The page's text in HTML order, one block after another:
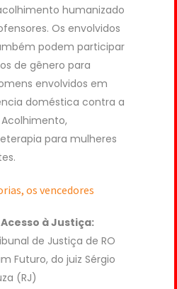
humanizado
Os envolvidos
podem participar
de gênero para
envolvidos em
doméstica contra a
para mulheres
os vencedores
à Justiça:
de Justiça de RO
Futuro, do juiz Sérgio
(RJ)